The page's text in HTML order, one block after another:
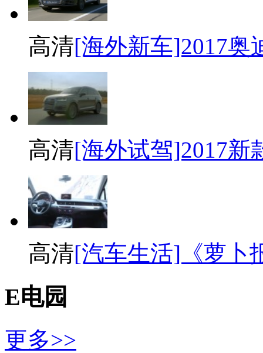
高清[海外新车]2017奥
高清[海外试驾]2017新
高清[汽车生活]《萝卜
E电园
更多>>